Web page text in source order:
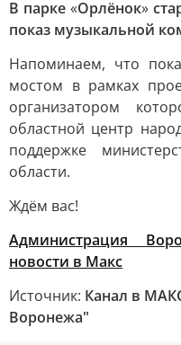
В парке «Орлёнок»
показ музыкальной
Напоминаем, что
мостом в рамках
организатором
областной центр
поддержке
области.
Ждём вас!
Администрация
новости в Макс
Источник: Канал в
Воронежа"